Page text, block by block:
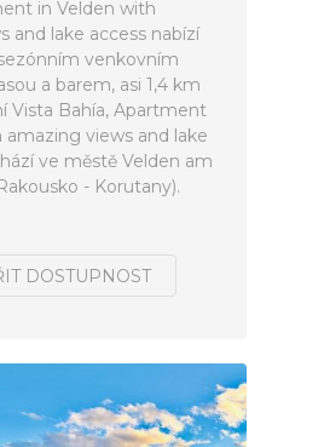
in Velden with
and lake access nabízí
venkovním
a barem, asi 1,4 km
Vista Bahía, Apartment
amazing views and lake
ve městě Velden am
- Korutany).
DOSTUPNOST